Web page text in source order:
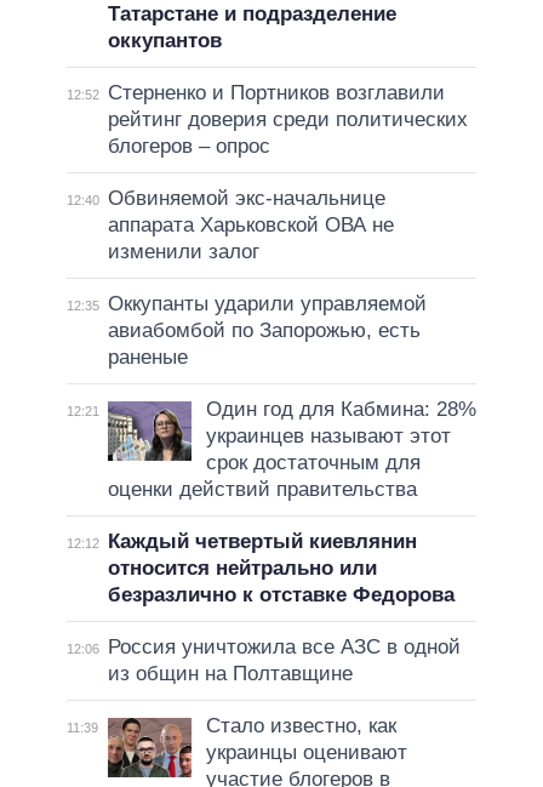
Татарстане и подразделение
оккупантов
12:52
Стерненко и Портников возглавили
рейтинг доверия среди политических
блогеров – опрос
12:40 Обвиняемой экс-начальнице
аппарата Харьковской ОВА не
изменили залог
12:35 Оккупанты ударили управляемой
авиабомбой по Запорожью, есть
раненые
12:21
Один год для Кабмина: 28%
украинцев называют этот
срок достаточным для
оценки действий правительства
12:12
Каждый четвертый киевлянин
относится нейтрально или
безразлично к отставке Федорова
12:06
Россия уничтожила все АЗС в одной
из общин на Полтавщине
11:39
Стало известно, как
украинцы оценивают
участие блогеров в